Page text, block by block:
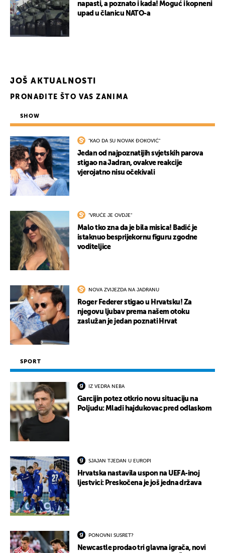
napasti, a poznato i kada! Moguć i kopneni
upad u članicu NATO-a
JOŠ AKTUALNOSTI
PRONAĐITE ŠTO VAS ZANIMA
SHOW
"KAO DA SU NOVAK ĐOKOVIĆ"
Jedan od najpoznatijih svjetskih parova
stigao na Jadran, ovakve reakcije
vjerojatno nisu očekivali
"VRUĆE JE OVDJE"
Malo tko zna da je bila misica! Badić je
istaknuo besprijekornu figuru zgodne
voditeljice
NOVA ZVIJEZDA NA JADRANU
Roger Federer stigao u Hrvatsku! Za
njegovu ljubav prema našem otoku
zaslužan je jedan poznati Hrvat
SPORT
IZ VEDRA NEBA
Garcijin potez otkrio novu situaciju na
Poljudu: Mladi hajdukovac pred odlaskom
SJAJAN TJEDAN U EUROPI
Hrvatska nastavila uspon na UEFA-inoj
ljestvici: Preskočena je još jedna država
PONOVNI SUSRET?
Newcastle prodao tri glavna igrača, novi